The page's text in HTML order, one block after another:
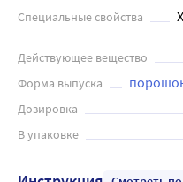
Специальные свойства
Действующее вещество
Форма выпуска
Дозировка
В упаковке